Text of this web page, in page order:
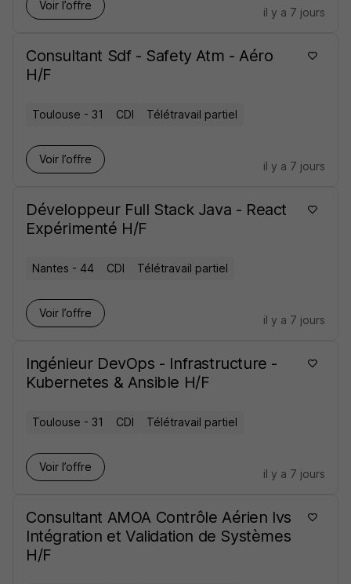
Voir l’offre
il y a 7 jours
Consultant Sdf - Safety Atm - Aéro
H/F
Toulouse - 31 CDI Télétravail partiel
Voir l’offre
il y a 7 jours
Développeur Full Stack Java - React
Expérimenté H/F
Nantes - 44 CDI Télétravail partiel
Voir l’offre
il y a 7 jours
Ingénieur DevOps - Infrastructure -
Kubernetes & Ansible H/F
Toulouse - 31 CDI Télétravail partiel
Voir l’offre
il y a 7 jours
Consultant AMOA Contrôle Aérien Ivs
Intégration et Validation de Systèmes
H/F